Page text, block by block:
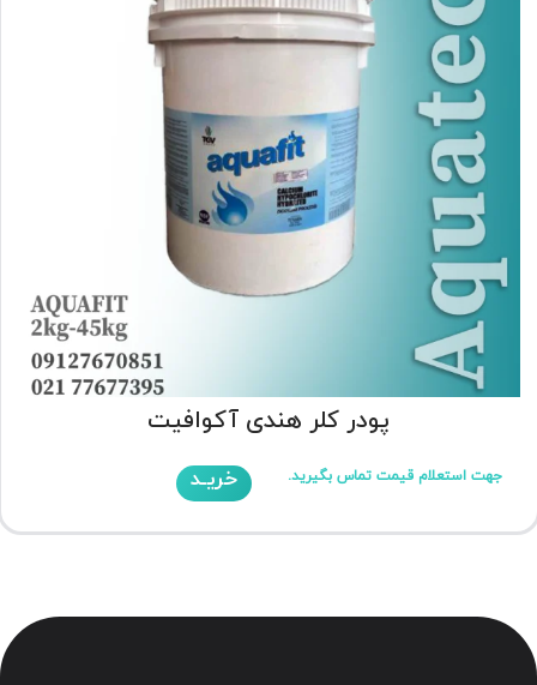
پودر کلر هندی آکوافیت
جهت استعلام قیمت تماس بگیرید. خریـد